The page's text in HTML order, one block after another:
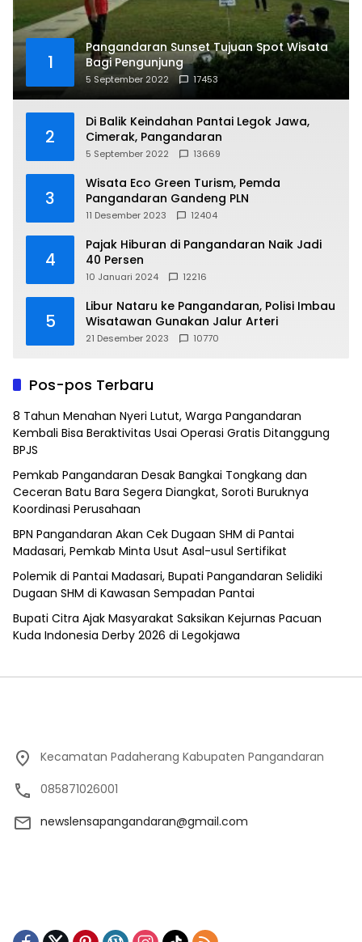
1
Pangandaran Sunset Tujuan Spot Wisata
Bagi Pengunjung
5 September 2022 17453
2
Di Balik Keindahan Pantai Legok Jawa,
Cimerak, Pangandaran
5 September 2022 13669
3
Wisata Eco Green Turism, Pemda
Pangandaran Gandeng PLN
11 Desember 2023 12404
4
Pajak Hiburan di Pangandaran Naik Jadi
40 Persen
10 Januari 2024 12216
5
Libur Nataru ke Pangandaran, Polisi Imbau
Wisatawan Gunakan Jalur Arteri
21 Desember 2023 10770
Pos-pos Terbaru
8 Tahun Menahan Nyeri Lutut, Warga Pangandaran
Kembali Bisa Beraktivitas Usai Operasi Gratis Ditanggung
BPJS
Pemkab Pangandaran Desak Bangkai Tongkang dan
Ceceran Batu Bara Segera Diangkat, Soroti Buruknya
Koordinasi Perusahaan
BPN Pangandaran Akan Cek Dugaan SHM di Pantai
Madasari, Pemkab Minta Usut Asal-usul Sertifikat
Polemik di Pantai Madasari, Bupati Pangandaran Selidiki
Dugaan SHM di Kawasan Sempadan Pantai
Bupati Citra Ajak Masyarakat Saksikan Kejurnas Pacuan
Kuda Indonesia Derby 2026 di Legokjawa
Kecamatan Padaherang Kabupaten Pangandaran
085871026001
newslensapangandaran@gmail.com